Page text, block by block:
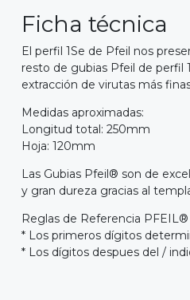
Ficha técnica
El perfil 1Se de Pfeil nos
resto de gubias Pfeil de perfil
extracción de virutas más
Medidas aproximadas:
Longitud total: 250mm
Hoja: 120mm
Las Gubias Pfeil® son de
y gran dureza gracias al
Reglas de Referencia PFEIL®
* Los primeros dígitos
* Los dígitos despues del /